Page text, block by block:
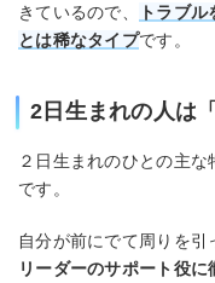
きているので、
トラブ
とは稀なタイプです。
2日生まれの人は
２日生まれのひとの主な
です。
自分が前にでて周りを引
リーダーのサポート役に